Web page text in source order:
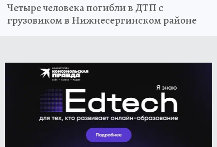
Четыре человека погибли в ДТП с
грузовиком в Нижнесергинском районе